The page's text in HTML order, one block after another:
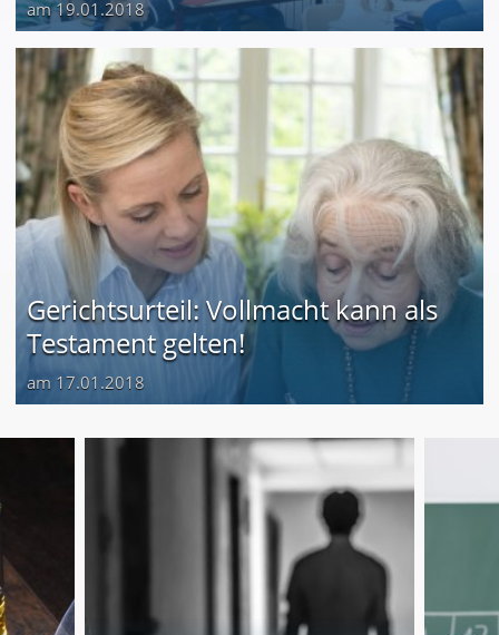
am 19.01.2018
Gerichtsurteil: Vollmacht kann als
Testament gelten!
am 17.01.2018